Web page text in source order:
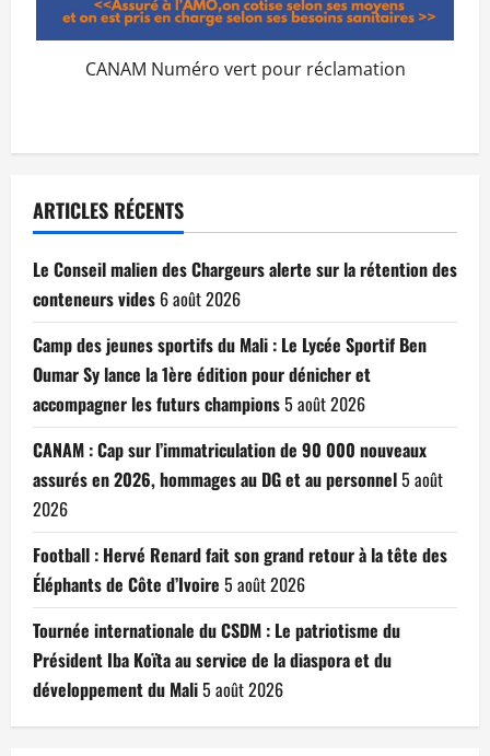
CANAM Numéro vert pour réclamation
ARTICLES RÉCENTS
Le Conseil malien des Chargeurs alerte sur la rétention des
conteneurs vides 6 août 2026
Camp des jeunes sportifs du Mali : Le Lycée Sportif Ben
Oumar Sy lance la 1ère édition pour dénicher et
accompagner les futurs champions5 août 2026
CANAM : Cap sur l’immatriculation de 90 000 nouveaux
assurés en 2026, hommages au DG et au personnel5 août
2026
Football : Hervé Renard fait son grand retour à la tête des
Éléphants de Côte d’Ivoire 5 août 2026
Tournée internationale du CSDM : Le patriotisme du
Président Iba Koïta au service de la diaspora et du
développement du Mali5 août 2026